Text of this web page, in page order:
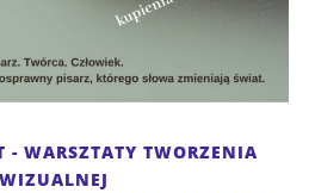
- WARSZTATY TWORZENIA